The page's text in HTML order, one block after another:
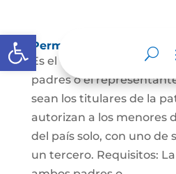
Abrir barra de herramientas
Permisos de salida de
Es el documento
padres o el
sean los titulares de la
autorizan a los menores
del país solo, con uno de
un tercero. Requisitos: